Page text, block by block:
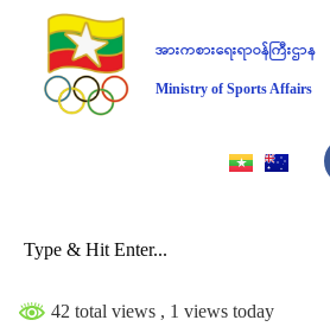
အားကစားရေးရာဝန်ကြီးဌာန
Ministry of Sports Affairs
42 total views , 1 views today